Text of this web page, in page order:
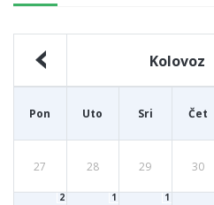
Kolovoz
Pon Uto Sri Čet
27 28 29 30
2 1 1